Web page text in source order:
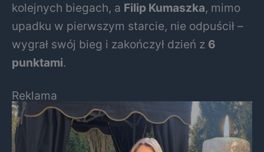
kolejnych biegach, a Filip Kumaszka, mimo
upadku w pierwszym starcie, nie odpuścił –
wygrał swój bieg i zakończył dzień z 6
punktami.
Reklama